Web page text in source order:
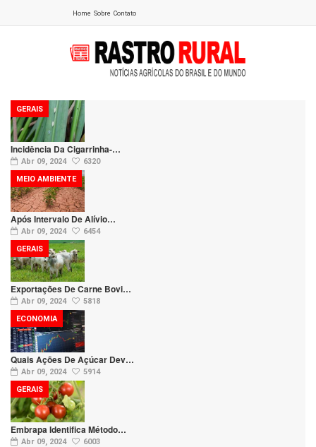
Home Sobre Contato
Incidência Da Cigarrinha-…
Abr 09, 2024 6320
GERAIS
Após Intervalo De Alívio…
Abr 09, 2024 6454
MEIO AMBIENTE
Exportações De Carne Bovi…
Abr 09, 2024 5818
GERAIS
Quais Ações De Açúcar Dev…
Abr 09, 2024 5914
ECONOMIA
Embrapa Identifica Método…
Abr 09, 2024 6003
GERAIS